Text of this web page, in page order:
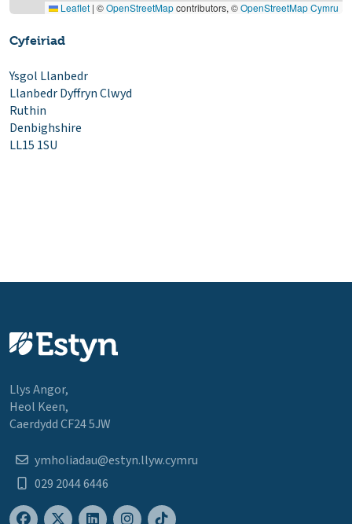
Leaflet | ©OpenStreetMapcontributors, ©OpenStreetMap Cymru
Cyfeiriad
Ysgol Llanbedr
Llanbedr Dyffryn Clwyd
Ruthin
Denbighshire
LL15 1SU
Llys Angor,
Heol Keen,
Caerdydd CF24 5JW
ymholiadau@estyn.llyw.cymru
029 2044 6446